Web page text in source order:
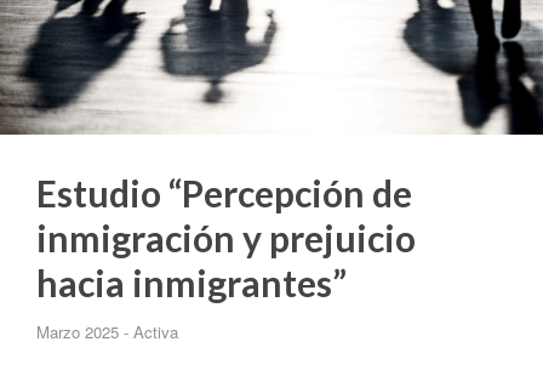
Estudio “Percepción de
inmigración y prejuicio
hacia inmigrantes”
Marzo 2025 - Activa